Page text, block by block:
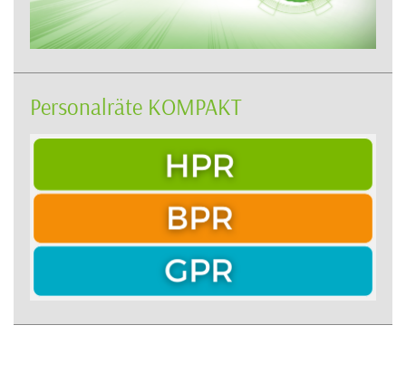
Personalräte KOMPAKT